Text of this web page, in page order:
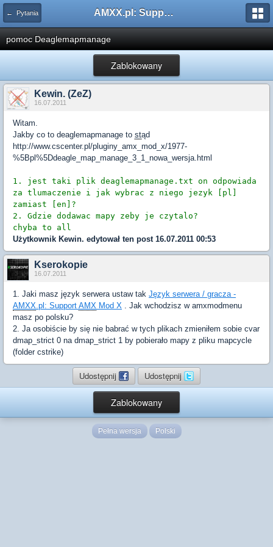
← Pytania AMXX.pl: Support AMX Mod X i SourceMod
pomoc Deaglemapmanage
Zablokowany
Kewin. (ZeZ)
16.07.2011
Witam.
Jakby co to deaglemapmanage to stąd
http://www.cscenter.pl/pluginy_amx_mod_x/1977-
%5Bpl%5Ddeagle_map_manage_3_1_nowa_wersja.html
1. jest taki plik deaglemapmanage.txt on odpowiada
za tlumaczenie i jak wybrac z niego jezyk [pl]
zamiast [en]?
2. Gdzie dodawac mapy zeby je czytalo?
chyba to all
Użytkownik Kewin. edytował ten post 16.07.2011 00:53
Kserokopie
16.07.2011
1. Jaki masz język serwera ustaw tak Język serwera / gracza -
AMXX.pl: Support AMX Mod X . Jak wchodzisz w amxmodmenu
masz po polsku?
2. Ja osobiście by się nie babrać w tych plikach zmieniłem sobie cvar
dmap_strict 0 na dmap_strict 1 by pobierało mapy z pliku mapcycle
(folder cstrike)
Udostępnij Udostępnij
Zablokowany
Pełna wersja Polski